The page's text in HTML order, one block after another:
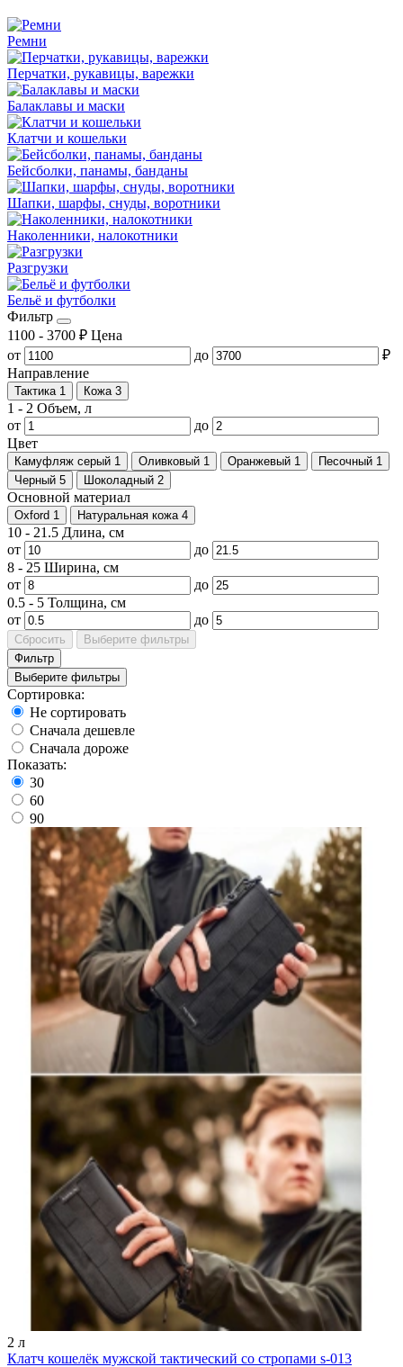
Ремни
Перчатки, рукавицы, варежки
Балаклавы и маски
Клатчи и кошельки
Бейсболки, панамы, банданы
Шапки, шарфы, снуды, воротники
Наколенники, налокотники
Разгрузки
Бельё и футболки
Фильтр
1100 - 3700 ₽ Цена
от
до
₽
Направление
Тактика 1 Кожа 3
1 - 2 Объем, л
от
до
Цвет
Камуфляж серый 1 Оливковый 1 Оранжевый 1 Песочный 1
Черный 5 Шоколадный 2
Основной материал
Oxford 1 Натуральная кожа 4
10 - 21.5 Длина, см
от
до
8 - 25 Ширина, см
от
до
0.5 - 5 Толщина, см
от
до
Сбросить
Выберите фильтры
Фильтр
Выберите фильтры
Сортировка:
Не сортировать
Сначала дешевле
Сначала дороже
Показать:
30
60
90
2 л
Клатч кошелёк мужской тактический со стропами s-013